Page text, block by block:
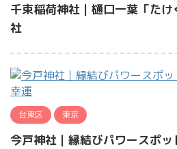
千束稲荷神社｜樋口一葉「た
社
台東区 東京
今戸神社｜縁結びパワースポ